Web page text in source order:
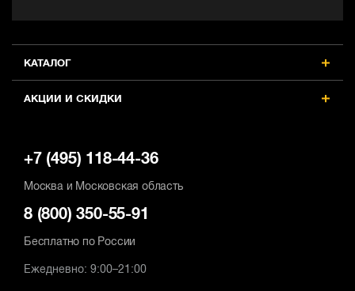
КАТАЛОГ
АКЦИИ И СКИДКИ
+7 (495) 118-44-36
Москва и Московская область
8 (800) 350-55-91
Бесплатно по России
Ежедневно: 9:00–21:00